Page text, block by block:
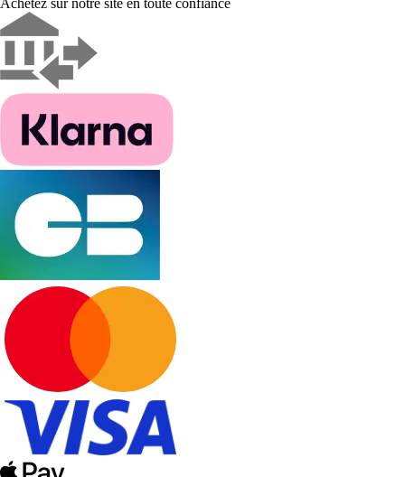
Achetez sur notre site en toute confiance